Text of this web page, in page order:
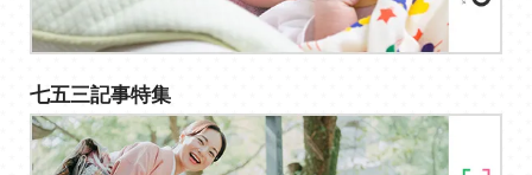
七五三記事特集